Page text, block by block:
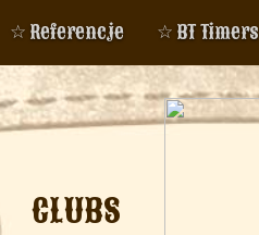
☆ Referencje ☆ BT Timers
CLUBS